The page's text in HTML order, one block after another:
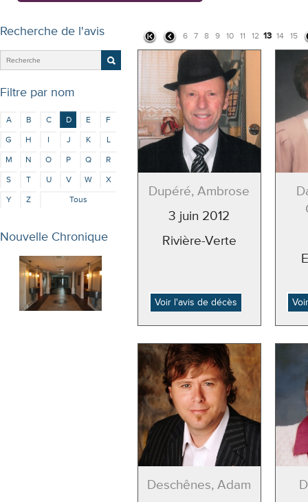
Recherche de l'avis
Filtre par nom
A B C D E
F
G
H I J K
L
M
N O P Q
R
S
T U V W
X
Y
Z Tous
6 7 8 9 10 11 12 13 14 15
Dupéré, Ambrose
3 juin 2012
Rivière-Verte
Voir l'avis de décès
Deschênes, Adam
Nouvelle Chronique